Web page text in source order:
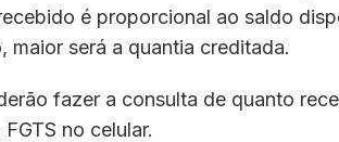
é proporcional ao saldo
maior será a quantia creditada.
fazer a consulta de quanto
no celular.